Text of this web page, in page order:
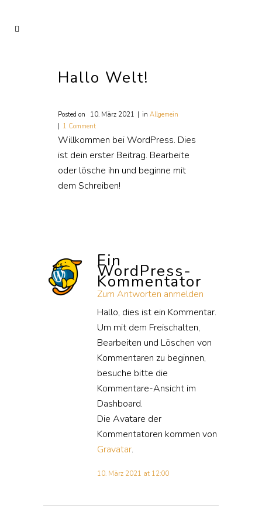
Hallo Welt!
Posted on 10. März 2021 in Allgemein
1 Comment
Willkommen bei WordPress. Dies
ist dein erster Beitrag. Bearbeite
oder lösche ihn und beginne mit
dem Schreiben!
Ein
WordPress-
Kommentator
Zum Antworten anmelden
Hallo, dies ist ein Kommentar.
Um mit dem Freischalten,
Bearbeiten und Löschen von
Kommentaren zu beginnen,
besuche bitte die
Kommentare-Ansicht im
Dashboard.
Die Avatare der
Kommentatoren kommen von
Gravatar.
10. März 2021 at 12:00